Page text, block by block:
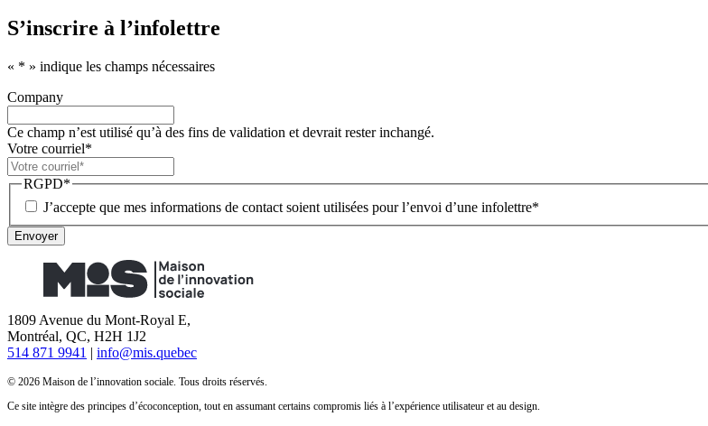
S’inscrire à l’infolettre
« * » indique les champs nécessaires
Company
Ce champ n’est utilisé qu’à des fins de validation et devrait rester inchangé.
Votre courriel*
RGPD*
J’accepte que mes informations de contact soient utilisées pour l’envoi d’une infolettre*
Envoyer
1809 Avenue du Mont-Royal E,
Montréal, QC, H2H 1J2
514 871 9941 | info@mis.quebec
© 2026 Maison de l’innovation sociale. Tous droits réservés.
Ce site intègre des principes d’écoconception, tout en assumant certains compromis liés à l’expérience utilisateur et au design.